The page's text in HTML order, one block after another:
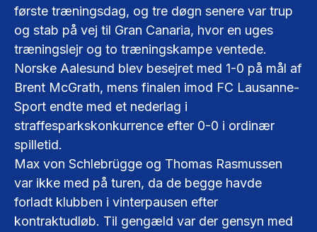
første træningsdag, og tre døgn senere var trup
og stab på vej til Gran Canaria, hvor en uges
træningslejr og to træningskampe ventede.
Norske Aalesund blev besejret med 1-0 på mål af
Brent McGrath, mens finalen imod FC Lausanne-
Sport endte med et nederlag i
straffesparkskonkurrence efter 0-0 i ordinær
spilletid.
Max von Schlebrügge og Thomas Rasmussen
var ikke med på turen, da de begge havde
forladt klubben i vinterpausen efter
kontraktudløb. Til gengæld var der gensyn med